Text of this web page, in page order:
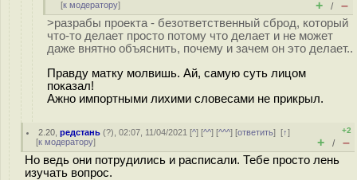
[к модератору] + / –
>разрабы проекта - безответственный сброд, который
что-то делает просто потому что делает и не может
даже внятно объяснить, почему и зачем он это делает..
Правду матку молвишь. Ай, самую суть лицом
показал!
Ажно импортными лихими словесами не прикрыл.
2.20 ,редстань (?), 02:07, 11/04/2021 [^] [^^] [^^^] [ответить][↑]
[к модератору]
+2
+ / –
Но ведь они потрудились и расписали. Тебе просто лень
изучать вопрос.